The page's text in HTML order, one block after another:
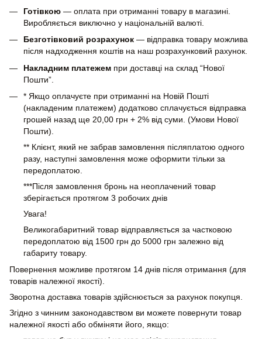
Готівкою — оплата при отриманні товару в магазині.
Виробляється виключно у національній валюті.
Безготівковий розрахунок — відправка товару можлива
після надходження коштів на наш розрахунковий рахунок.
Накладним платежем при доставці на склад “Нової
Пошти”.
* Якщо оплачуєте при отриманні на Новій Пошті
(накладеним платежем) додатково сплачується відправка
грошей назад ще 20,00 грн + 2% від суми. (Умови Нової
Пошти).
** Клієнт, який не забрав замовлення післяплатою одного
разу, наступні замовлення може оформити тільки за
передоплатою.
***Після замовлення бронь на неоплачений товар
зберігається протягом 3 робочих днів
Увага!
Великогабаритний товар відправляється за частковою
передоплатою від 1500 грн до 5000 грн залежно від
габариту товару.
Повернення можливе протягом 14 днів після отримання (для
товарів належної якості).
Зворотна доставка товарів здійснюється за рахунок покупця.
Згідно з чинним законодавством ви можете повернути товар
належної якості або обміняти його, якщо: